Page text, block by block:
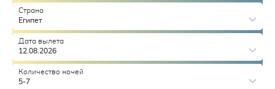
Страна
Египет
Дата вылета
12.08.2026
Количество ночей
5-7